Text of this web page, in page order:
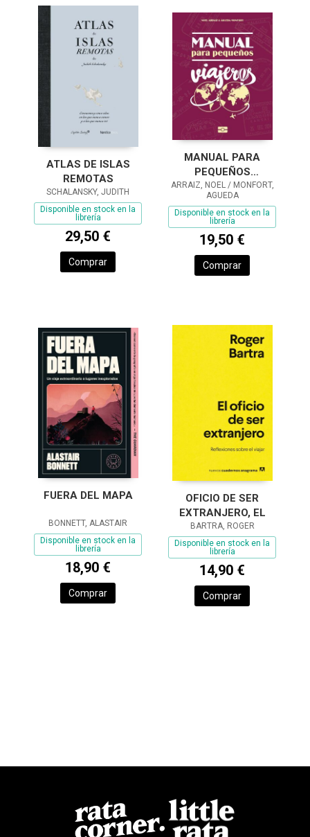
ATLAS DE ISLAS
REMOTAS
SCHALANSKY, JUDITH
Disponible en stock en la
librería
29,50 €
Comprar
MANUAL PARA
PEQUEÑOS
VIAJEROS
ARRAIZ, NOEL / MONFORT,
AGUEDA
Disponible en stock en la
librería
19,50 €
Comprar
FUERA DEL MAPA
BONNETT, ALASTAIR
Disponible en stock en la
librería
18,90 €
Comprar
OFICIO DE SER
EXTRANJERO, EL
BARTRA, ROGER
Disponible en stock en la
librería
14,90 €
Comprar